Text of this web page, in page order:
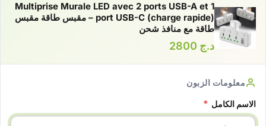
Multiprise Murale LED avec 2 ports USB-A et 1
port USB-C (charge rapide) – مقبس طاقة مقبس
طاقة مع منافذ شحن
د.ج
معلومات الزبون
الاسم الكامل *